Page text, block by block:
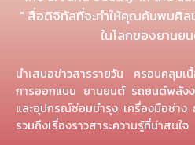
" สื่อดิจิทัลที่จะทำให้คุณค้นพบศิล
ในโลกของยานย
นำเสนอข่าวสารรายวัน ครอบคลุมเนื้
การออกแบบ ยานยนต์ รถยนต์พลัง
และอุปกรณ์ซ่อมบำรุง เครื่องมือช่าง
รวมถึงเรื่องราวสาระความรู้ที่น่าสนใจ